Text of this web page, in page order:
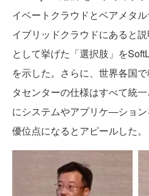
イベートクラウドとベアメタ
イブリッドクラウドにあると
として挙げた「選択肢」を
を示した。さらに、世界各国
タセンターの仕様はすべて統
にシステムやアプリケ―ショ
優位点になるとアピールした。